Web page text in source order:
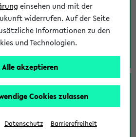
zu erstellen und alle weiteren
für Studierende zu nutzen,
zur Anmeldung über Ihr Uni
der Studierenden
Login haben, können Sie das
Gastzugang verwenden:
vorhandenen Gastzugang
einsehen und mit der
widerrufen. Auf der Seite
Informationen zu den
und Technologien.
Alle akzeptieren
Cookies zulassen
Datenschutz Barrierefreiheit